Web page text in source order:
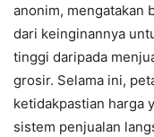
anonim, mengatakan
dari keinginannya
tinggi daripada
grosir. Selama ini,
ketidakpastian harga
sistem penjualan